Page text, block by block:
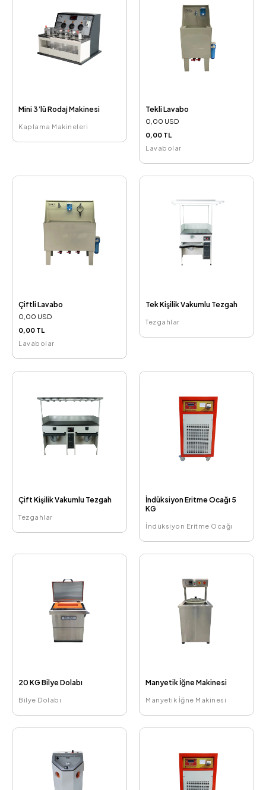
Mini 3’lü Rodaj Makinesi
Kaplama Makineleri
Tekli Lavabo
0,00 USD
0,00 TL
Lavabolar
Çiftli Lavabo
0,00 USD
0,00 TL
Lavabolar
Tek Kişilik Vakumlu Tezgah
Tezgahlar
Çift Kişilik Vakumlu Tezgah
Tezgahlar
İndüksiyon Eritme Ocağı 5
KG
İndüksiyon Eritme Ocağı
20 KG Bilye Dolabı
Bilye Dolabı
Manyetik İğne Makinesi
Manyetik İğne Makinesi